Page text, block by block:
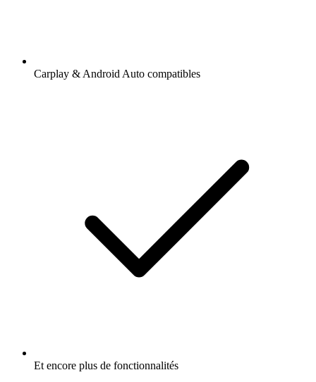
Carplay & Android Auto compatibles
Et encore plus de fonctionnalités